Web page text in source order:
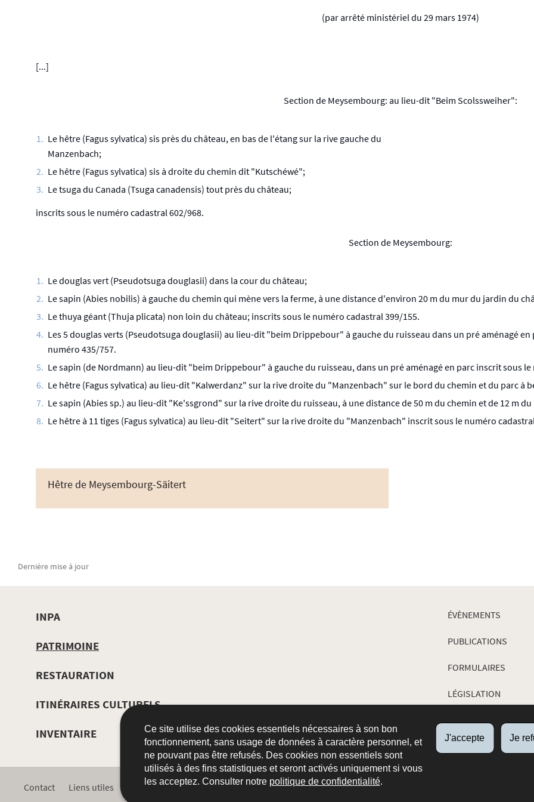
Ce site utilise des cookies essentiels nécessaires à son bon
fonctionnement, sans usage de données à caractère personnel, et
ne pouvant pas être refusés. Des cookies non essentiels sont
utilisés à des fins statistiques et seront activés uniquement si vous
les acceptez. Consulter notre politique de confidentialité.
J'accepte Je
(par arrêté ministériel du 29 mars 1974)
[...]
Section de Meysembourg: au lieu-dit "Beim Scolssweiher":
Le hêtre (Fagus sylvatica) sis près du château, en bas de l'étang sur la rive gauche du
Manzenbach;
Le hêtre (Fagus sylvatica) sis à droite du chemin dit "Kutschéwé";
Le tsuga du Canada (Tsuga canadensis) tout près du château;
inscrits sous le numéro cadastral 602/968.
Section de Meysembourg:
Le douglas vert (Pseudotsuga douglasii) dans la cour du château;
Le sapin (Abies nobilis) à gauche du chemin qui mène vers la ferme, à une distance d'environ 20 m du mur du jardin du
Le thuya géant (Thuja plicata) non loin du château; inscrits sous le numéro cadastral 399/155.
Les 5 douglas verts (Pseudotsuga douglasii) au lieu-dit "beim Drippebour" à gauche du ruisseau dans un pré aménagé en
numéro 435/757.
Le sapin (de Nordmann) au lieu-dit "beim Drippebour" à gauche du ruisseau, dans un pré aménagé en parc inscrit sous
Le hêtre (Fagus sylvatica) au lieu-dit "Kalwerdanz" sur la rive droite du "Manzenbach" sur le bord du chemin et du parc à
Le sapin (Abies sp.) au lieu-dit "Ke'ssgrond" sur la rive droite du ruisseau, à une distance de 50 m du chemin et de 12 m
Le hêtre à 11 tiges (Fagus sylvatica) au lieu-dit "Seitert" sur la rive droite du "Manzenbach" inscrit sous le numéro
Hêtre de Meysembourg-Säitert
Dernière mise à jour
MENU
NAVIGATION
INPA
PATRIMOINE
RESTAURATION
ITINÉRAIRES CULTURELS
INVENTAIRE
ÉVÈNEMENTS
PUBLICATIONS
FORMULAIRES
LÉGISLATION
JURISPRUDENCE
Contact Liens utiles Plan du site Accessibilité A propos du site Aspects légaux